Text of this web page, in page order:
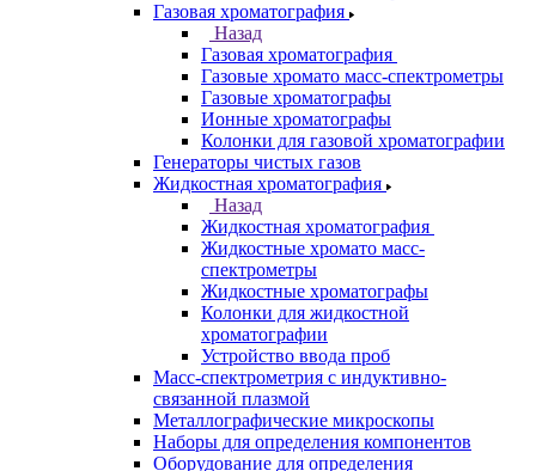
Анализаторы
Анализаторы органических веществ
Анализаторы покрытий
Анализаторы размера частиц
Анализаторы ртути
Элементные анализаторы
Газовая хроматография
Назад
Газовая хроматография
Газовые хромато масс-спектрометры
Газовые хроматографы
Ионные хроматографы
Колонки для газовой хроматографии
Генераторы чистых газов
Жидкостная хроматография
Назад
Жидкостная хроматография
Жидкостные хромато масс-
спектрометры
Жидкостные хроматографы
Колонки для жидкостной
хроматографии